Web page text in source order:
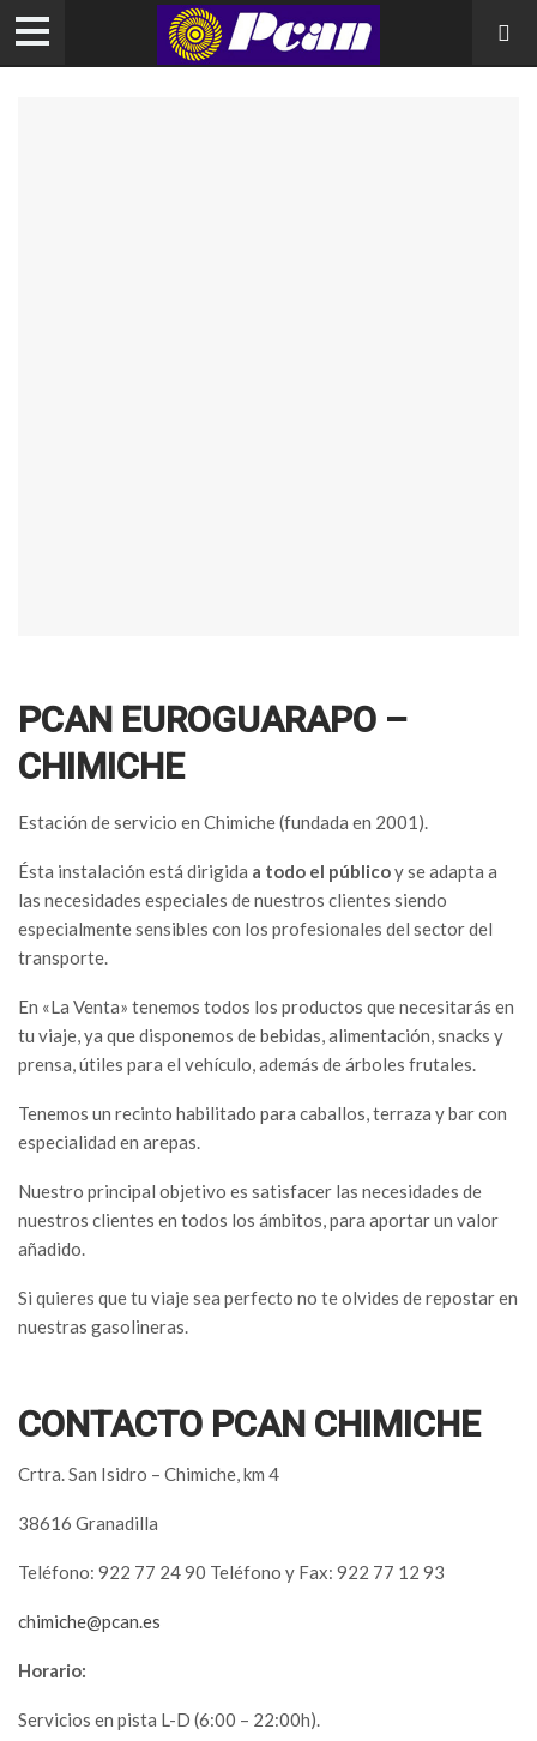
PCAN EUROGUARAPO –
CHIMICHE
Estación de servicio en Chimiche (fundada en 2001).
Ésta instalación está dirigida a todo el públicoy se adapta a
las necesidades especiales de nuestros clientes siendo
especialmente sensibles con los profesionales del sector del
transporte.
En «La Venta» tenemos todos los productos que necesitarás en
tu viaje, ya que disponemos de bebidas, alimentación, snacks y
prensa, útiles para el vehículo, además de árboles frutales.
Tenemos un recinto habilitado para caballos, terraza y bar con
especialidad en arepas.
Nuestro principal objetivo es satisfacer las necesidades de
nuestros clientes en todos los ámbitos, para aportar un valor
añadido.
Si quieres que tu viaje sea perfecto no te olvides de repostar en
nuestras gasolineras.
CONTACTO PCAN CHIMICHE
Crtra. San Isidro – Chimiche, km 4
38616 Granadilla
Teléfono: 922 77 24 90 Teléfono y Fax: 922 77 12 93
chimiche@pcan.es
Horario:
Servicios en pista L-D (6:00 – 22:00h).